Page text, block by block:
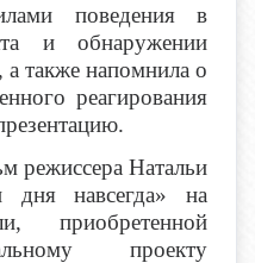
поведения в
и обнаружении
а также напомнила о
реагирования
режиссера Натальи
навсегда» на
приобретенной
проекту